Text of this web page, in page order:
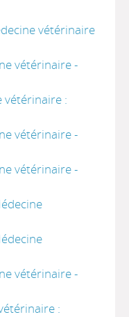
vétérinaire
vétérinaire -
vétérinaire :
vétérinaire -
vétérinaire -
vétérinaire -
: